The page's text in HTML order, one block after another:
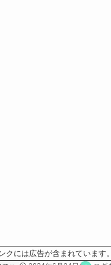
クには広告が含まれています。